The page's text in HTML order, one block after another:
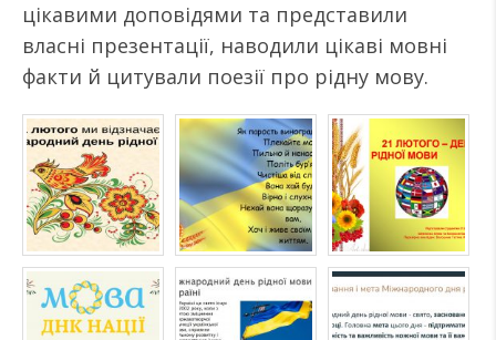
цікавими доповідями та представили
власні презентації, наводили цікаві мовні
факти й цитували поезії про рідну мову.